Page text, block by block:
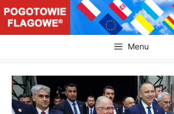
Przejdź
do
treści
Menu